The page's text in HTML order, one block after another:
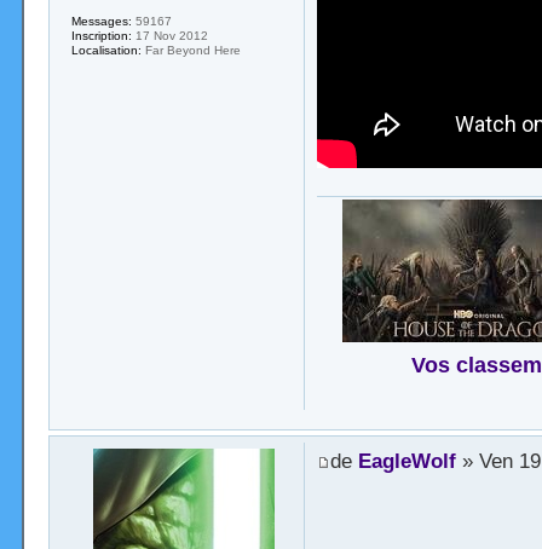
Vos
Messages: 59167
Inscription: 17 Nov 2012
Localisation: Far Beyond Here
de EagleWolf» Ven